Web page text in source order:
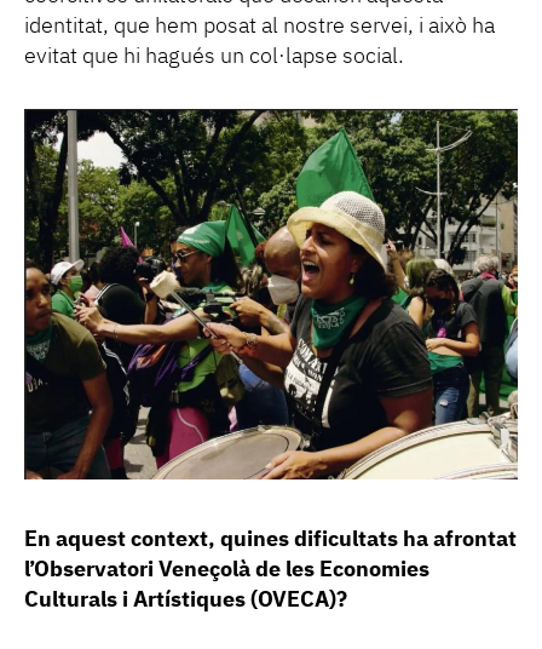
identitat, que hem posat al nostre servei, i això ha
evitat que hi hagués un col·lapse social.
En aquest context, quines dificultats ha afrontat
l’Observatori Veneçolà de les Economies
Culturals i Artístiques (OVECA)?